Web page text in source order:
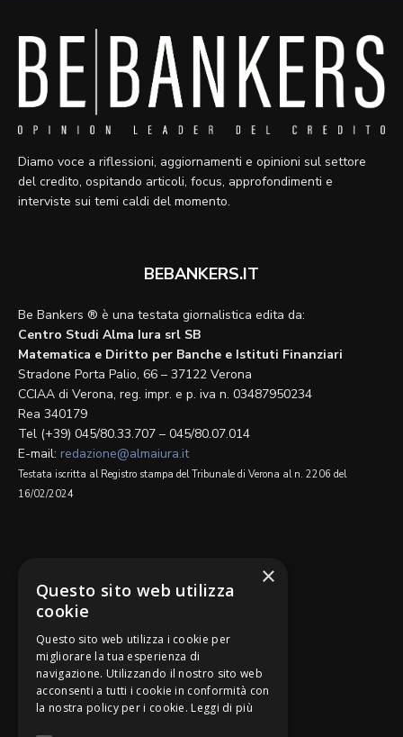
Diamo voce a riflessioni, aggiornamenti e opinioni sul settore
del credito, ospitando articoli, focus, approfondimenti e
interviste sui temi caldi del momento.
BEBANKERS.IT
Be Bankers ® è una testata giornalistica edita da:
Centro Studi Alma Iura srl SB
Matematica e Diritto per Banche e Istituti Finanziari
Stradone Porta Palio, 66 – 37122 Verona
CCIAA di Verona, reg. impr. e p. iva n. 03487950234
Rea 340179
Tel (+39) 045/80.33.707 – 045/80.07.014
E-mail: redazione@almaiura.it
Testata iscritta al Registro stampa del Tribunale di Verona al n. 2206 del
16/02/2024
Be Bankers è ideato da
×
Questo sito web utilizza
cookie
Questo sito web utilizza i cookie per
migliorare la tua esperienza di
navigazione. Utilizzando il nostro sito web
acconsenti a tutti i cookie in conformità con
la nostra policy per i cookie. Leggi di più